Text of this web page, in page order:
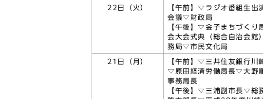
22日（火）
【午前】▽ラジオ番組生
会議▽財政局
【午後】▽金子まちづく
会大会式典（総合自治会
務局▽市民文化局
21日（月）
【午前】▽三井住友銀行
▽原田経済労働局長▽大野
事務局長
【午後】▽三浦副市長▽総